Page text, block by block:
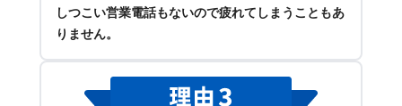
しつこい営業電話もないので疲れてしまうこともあ
りません。